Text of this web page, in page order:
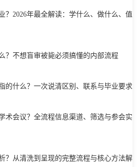
？2026年最全解读：学什么、做什么、值
？不想盲审被毙必须搞懂的内部流程
的什么？一次说清区别、联系与毕业要求
术会议？全流程信息渠道、筛选与参会实
？从清洗到呈现的完整流程与核心方法解